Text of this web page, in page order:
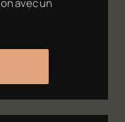
avec un